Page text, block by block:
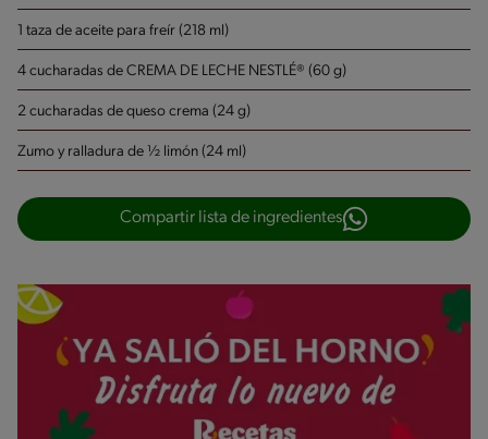
1 taza de aceite para freír (218 ml)
4 cucharadas de CREMA DE LECHE NESTLÉ® (60 g)
2 cucharadas de queso crema (24 g)
Zumo y ralladura de ½ limón (24 ml)
Compartir lista de ingredientes